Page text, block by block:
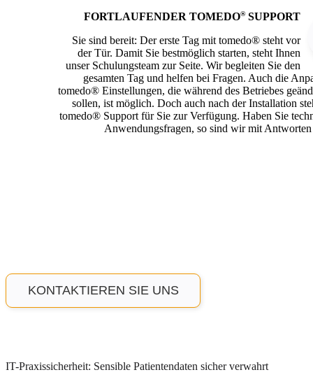
FORTLAUFENDER TOMEDO®SUPPORT
Sie sind bereit: Der erste Tag mit tomedo® steht vor
der Tür. Damit Sie bestmöglich starten, steht Ihnen
unser Schulungsteam zur Seite. Wir begleiten Sie den
gesamten Tag und helfen bei Fragen. Auch die
tomedo® Einstellungen, die während des Betriebes
sollen, ist möglich. Doch auch nach der Installation
tomedo® Support für Sie zur Verfügung. Haben Sie
Anwendungsfragen, so sind wir mit
KONTAKTIEREN SIE UNS
IT-Praxissicherheit: Sensible Patientendaten sicher verwahrt